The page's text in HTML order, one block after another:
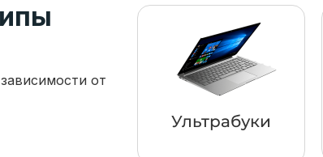
от
Ультрабуки